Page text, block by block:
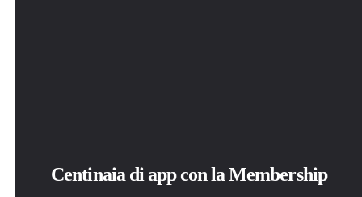
Centinaia di app con la Membership